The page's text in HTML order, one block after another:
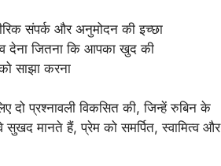
संपर्क और अनुमोदन की इच्छा
देना जितना कि आपका खुद की
साझा करना
दो प्रश्नावली विकसित की, जिन्हें रुबिन के
मानते हैं, प्रेम को समर्पित, स्वामित्व और